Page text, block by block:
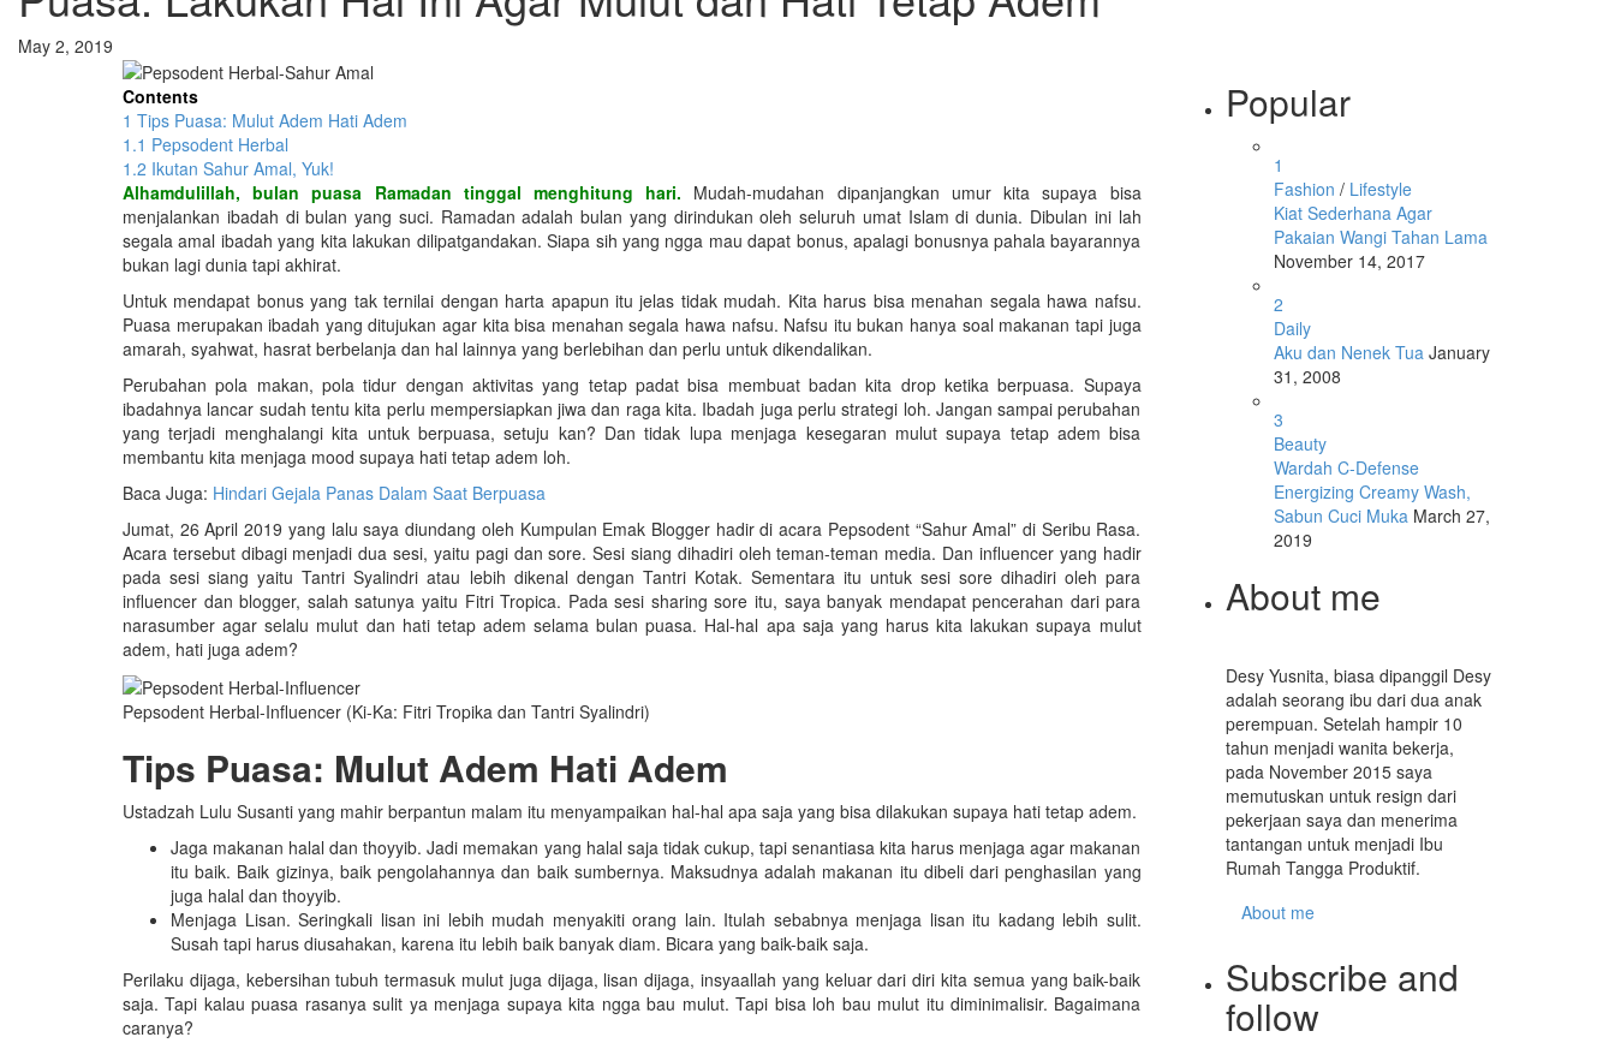
May 2, 2019
Contents
1 Tips Puasa: Mulut Adem Hati Adem
1.1 Pepsodent Herbal
1.2 Ikutan Sahur Amal, Yuk!
Alhamdulillah, bulan puasa Ramadan tinggal menghitung hari. Mudah-mudahan dipanjangkan umur kita supaya bisa
menjalankan ibadah di bulan yang suci. Ramadan adalah bulan yang dirindukan oleh seluruh umat Islam di dunia. Dibulan ini lah
segala amal ibadah yang kita lakukan dilipatgandakan. Siapa sih yang ngga mau dapat bonus, apalagi bonusnya pahala bayarannya
bukan lagi dunia tapi akhirat.
Untuk mendapat bonus yang tak ternilai dengan harta apapun itu jelas tidak mudah. Kita harus bisa menahan segala hawa nafsu.
Puasa merupakan ibadah yang ditujukan agar kita bisa menahan segala hawa nafsu. Nafsu itu bukan hanya soal makanan tapi juga
amarah, syahwat, hasrat berbelanja dan hal lainnya yang berlebihan dan perlu untuk dikendalikan.
Perubahan pola makan, pola tidur dengan aktivitas yang tetap padat bisa membuat badan kita drop ketika berpuasa. Supaya
ibadahnya lancar sudah tentu kita perlu mempersiapkan jiwa dan raga kita. Ibadah juga perlu strategi loh. Jangan sampai perubahan
yang terjadi menghalangi kita untuk berpuasa, setuju kan? Dan tidak lupa menjaga kesegaran mulut supaya tetap adem bisa
membantu kita menjaga mood supaya hati tetap adem loh.
Baca Juga: Hindari Gejala Panas Dalam Saat Berpuasa
Jumat, 26 April 2019 yang lalu saya diundang oleh Kumpulan Emak Blogger hadir di acara Pepsodent “Sahur Amal” di Seribu Rasa.
Acara tersebut dibagi menjadi dua sesi, yaitu pagi dan sore. Sesi siang dihadiri oleh teman-teman media. Dan influencer yang hadir
pada sesi siang yaitu Tantri Syalindri atau lebih dikenal dengan Tantri Kotak. Sementara itu untuk sesi sore dihadiri oleh para
influencer dan blogger, salah satunya yaitu Fitri Tropica. Pada sesi sharing sore itu, saya banyak mendapat pencerahan dari para
narasumber agar selalu mulut dan hati tetap adem selama bulan puasa. Hal-hal apa saja yang harus kita lakukan supaya mulut
adem, hati juga adem?
Pepsodent Herbal-Influencer (Ki-Ka: Fitri Tropika dan Tantri Syalindri)
Tips Puasa: Mulut Adem Hati Adem
Ustadzah Lulu Susanti yang mahir berpantun malam itu menyampaikan hal-hal apa saja yang bisa dilakukan supaya hati tetap adem.
Jaga makanan halal dan thoyyib. Jadi memakan yang halal saja tidak cukup, tapi senantiasa kita harus menjaga agar makanan
itu baik. Baik gizinya, baik pengolahannya dan baik sumbernya. Maksudnya adalah makanan itu dibeli dari penghasilan yang
juga halal dan thoyyib.
Menjaga Lisan. Seringkali lisan ini lebih mudah menyakiti orang lain. Itulah sebabnya menjaga lisan itu kadang lebih sulit.
Susah tapi harus diusahakan, karena itu lebih baik banyak diam. Bicara yang baik-baik saja.
Perilaku dijaga, kebersihan tubuh termasuk mulut juga dijaga, lisan dijaga, insyaallah yang keluar dari diri kita semua yang baik-baik
saja. Tapi kalau puasa rasanya sulit ya menjaga supaya kita ngga bau mulut. Tapi bisa loh bau mulut itu diminimalisir. Bagaimana
caranya?
Popular
1
Fashion / Lifestyle
Kiat Sederhana Agar
Pakaian Wangi Tahan Lama
November 14, 2017
2
Daily
Aku dan Nenek Tua January
31, 2008
3
Beauty
Wardah C-Defense
Energizing Creamy Wash,
Sabun Cuci Muka March 27,
2019
About me
Desy Yusnita, biasa dipanggil Desy
adalah seorang ibu dari dua anak
perempuan. Setelah hampir 10
tahun menjadi wanita bekerja,
pada November 2015 saya
memutuskan untuk resign dari
pekerjaan saya dan menerima
tantangan untuk menjadi Ibu
Rumah Tangga Produktif.
About me
Subscribe and
follow